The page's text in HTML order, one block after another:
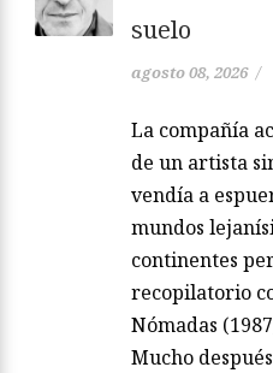
suelo
agosto 08, 2026 /
La compañía
de un artista
vendía a
mundos
continentes
recopilatorio
Nómadas
Mucho